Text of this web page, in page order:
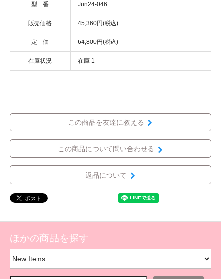
型 番 Jun24-046
販売価格 45,360円(税込)
定 価 64,800円(税込)
在庫状況 在庫 1
この商品を友達に教える
この商品について問い合わせる
返品について
ほかの商品を探す